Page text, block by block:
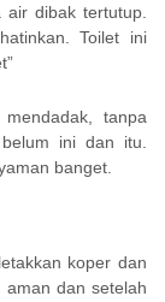
dibak tertutup.
Toilet ini
tanpa
ini dan itu.
banget.
koper dan
dan setelah